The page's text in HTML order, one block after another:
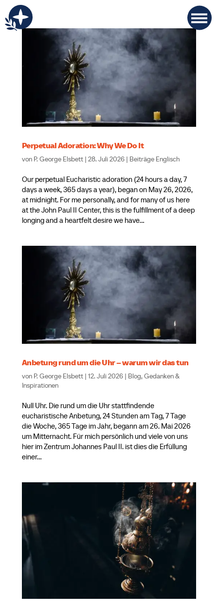
Perpetual Adoration: Why We Do It
von P. George Elsbett| 28. Juli 2026| Beiträge Englisch
Our perpetual Eucharistic adoration (24 hours a day, 7
days a week, 365 days a year), began on May 26, 2026,
at midnight. For me personally, and for many of us here
at the John Paul II Center, this is the fulfillment of a deep
longing and a heartfelt desire we have...
Anbetung rund um die Uhr – warum wir das tun
von P. George Elsbett| 12. Juli 2026| Blog,Gedanken &
Inspirationen
Null Uhr. Die rund um die Uhr stattfindende
eucharistische Anbetung, 24 Stunden am Tag, 7 Tage
die Woche, 365 Tage im Jahr, begann am 26. Mai 2026
um Mitternacht. Für mich persönlich und viele von uns
hier im Zentrum Johannes Paul II. ist dies die Erfüllung
einer...